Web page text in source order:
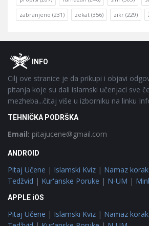
zabranjeno (231) zekat (356) zikr (229)
FooterOINFO
Cilj ove stranice je da prikupi i objavi
pitanja koje su dali islamski učenjaci sve
mezheba...čitaj više u izborniku na linku
TEHNIČKA PODRŠKA
Email: pitajucene@gmail.com
ANDROID
Pitaj Učene | Islamski Kviz | Namaz
Tedžvid | Kur'anske Poruke | N-UM |
APPLE iOS
Pitaj Učene | Islamski Kviz | Namaz